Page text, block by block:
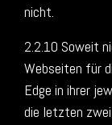
nicht.
2.2.10 Soweit
Webseiten für
Edge in ihrer
die letzten